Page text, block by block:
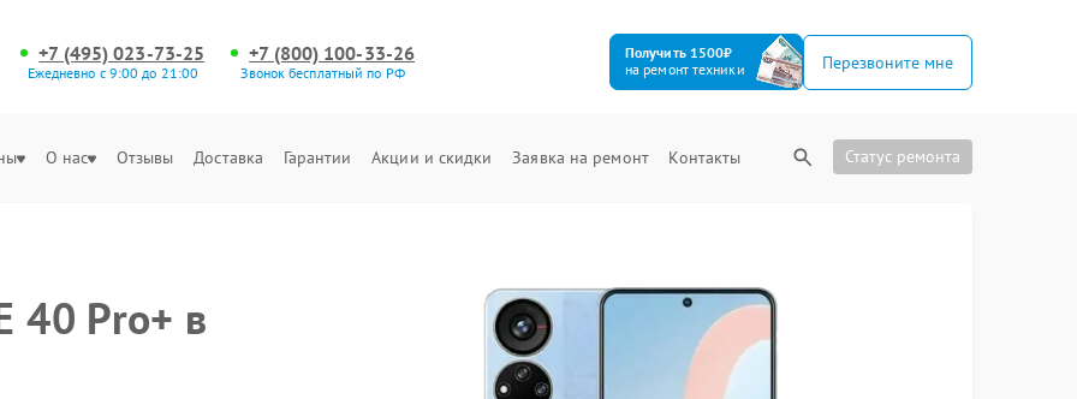
+7 (495) 023-73-25
Ежедневно с 9:00 до 21:00
+7 (800) 100-33-26
Звонок бесплатный по РФ
Получить 1500₽
на ремонт техники
Перезвоните мне
О нас Отзывы Доставка Гарантии Акции и скидки Заявка на ремонт Контакты Статус ремонта
40 Pro+ в